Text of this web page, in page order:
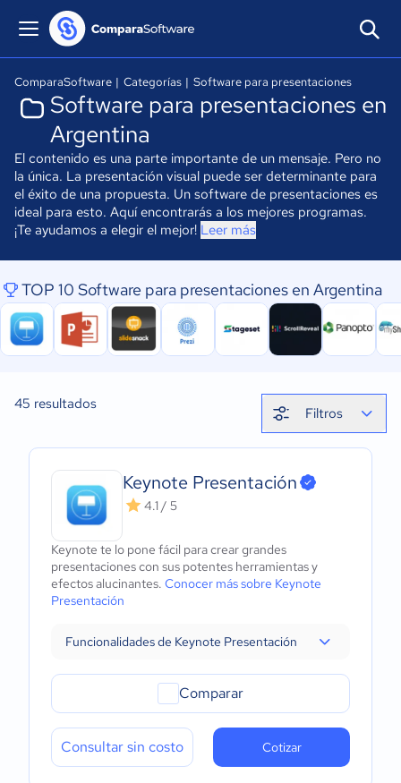
ComparaSoftware | Categorías | Software para presentaciones
Software para presentaciones en
Argentina
El contenido es una parte importante de un mensaje. Pero no
la única. La presentación visual puede ser determinante para
el éxito de una propuesta. Un software de presentaciones es
ideal para esto. Aquí encontrarás a los mejores programas.
¡Te ayudamos a elegir el mejor! Leer más
TOP 10 Software para presentaciones en Argentina
45 resultados
Filtros
Keynote Presentación
4.1 / 5
Keynote te lo pone fácil para crear grandes
presentaciones con sus potentes herramientas y
efectos alucinantes. Conocer más sobre Keynote
Presentación
Funcionalidades de Keynote Presentación
Comparar
Consultar sin costo Cotizar